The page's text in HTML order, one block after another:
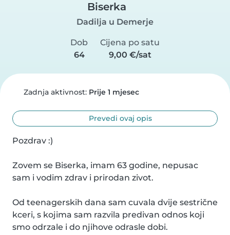
Biserka
Dadilja u Demerje
Dob
64
Cijena po satu
9,00 €/sat
Zadnja aktivnost: Prije 1 mjesec
Prevedi ovaj opis
Pozdrav :)
Zovem se Biserka, imam 63 godine, nepusac
sam i vodim zdrav i prirodan zivot.
Od teenagerskih dana sam cuvala dvije sestrične
kceri, s kojima sam razvila predivan odnos koji
smo odrzale i do njihove odrasle dobi.